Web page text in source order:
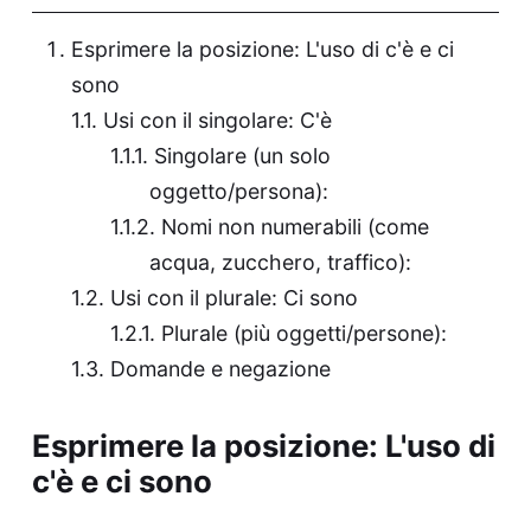
Esprimere la posizione: L'uso di c'è e ci
sono
Usi con il singolare: C'è
Singolare (un solo
oggetto/persona):
Nomi non numerabili (come
acqua, zucchero, traffico):
Usi con il plurale: Ci sono
Plurale (più oggetti/persone):
Domande e negazione
Esprimere la posizione: L'uso di
c'è e ci sono